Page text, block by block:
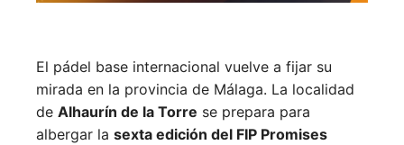
El pádel base internacional vuelve a fijar su
mirada en la provincia de Málaga. La localidad
de Alhaurín de la Torre se prepara para
albergar la sexta edición del FIP Promises